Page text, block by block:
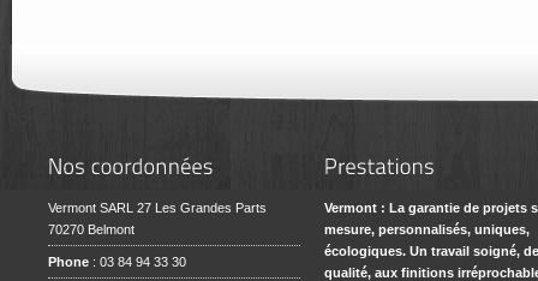
Vermont SARL 27 Les Grandes Parts
70270 Belmont
Phone : 03 84 94 33 30
Vermont : La garantie de projets
mesure, personnalisés, uniques,
écologiques. Un travail soigné, de
qualité, aux finitions